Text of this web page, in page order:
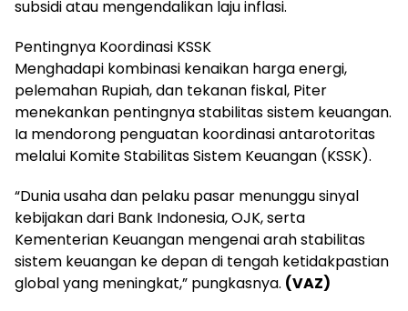
subsidi atau mengendalikan laju inflasi.
Pentingnya Koordinasi KSSK
Menghadapi kombinasi kenaikan harga energi,
pelemahan Rupiah, dan tekanan fiskal, Piter
menekankan pentingnya stabilitas sistem keuangan.
Ia mendorong penguatan koordinasi antarotoritas
melalui Komite Stabilitas Sistem Keuangan (KSSK).
“Dunia usaha dan pelaku pasar menunggu sinyal
kebijakan dari Bank Indonesia, OJK, serta
Kementerian Keuangan mengenai arah stabilitas
sistem keuangan ke depan di tengah ketidakpastian
global yang meningkat,” pungkasnya. (VAZ)